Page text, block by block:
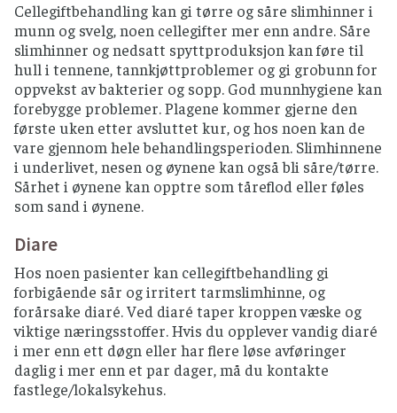
Cellegiftbehandling kan gi tørre og såre slimhinner i
munn og svelg, noen cellegifter mer enn andre. Såre
slimhinner og nedsatt spyttproduksjon kan føre til
hull i tennene, tannkjøttproblemer og gi grobunn for
oppvekst av bakterier og sopp. God munnhygiene kan
forebygge problemer. Plagene kommer gjerne den
første uken etter avsluttet kur, og hos noen kan de
vare gjennom hele behandlingsperioden. Slimhinnene
i underlivet, nesen og øynene kan også bli såre/tørre.
Sårhet i øynene kan opptre som tåreflod eller føles
som sand i øynene.
Diare
Hos noen pasienter kan cellegiftbehandling gi
forbigående sår og irritert tarmslimhinne, og
forårsake diaré. Ved diaré taper kroppen væske og
viktige næringsstoffer. Hvis du opplever vandig diaré
i mer enn ett døgn eller har flere løse avføringer
daglig i mer enn et par dager, må du kontakte
fastlege/lokalsykehus.